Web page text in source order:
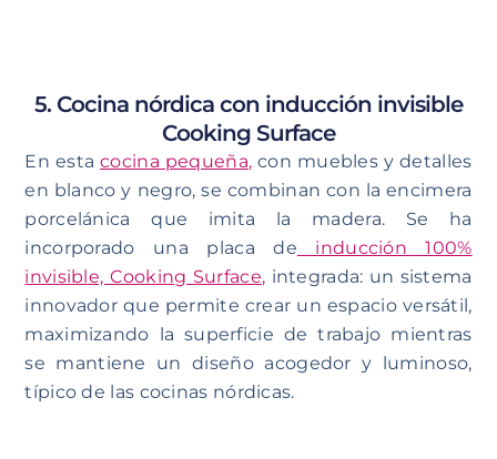
5. Cocina nórdica con inducción invisible
Cooking Surface
En estacocina pequeña, con muebles y detalles
en blanco y negro, se combinan con la encimera
porcelánica que imita la madera. Se ha
incorporado una placa de inducción 100%
invisible, Cooking Surface, integrada: un sistema
innovador que permite crear un espacio versátil,
maximizando la superficie de trabajo mientras
se mantiene un diseño acogedor y luminoso,
típico de las cocinas nórdicas.